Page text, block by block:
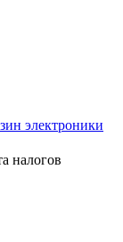
электроники
налогов